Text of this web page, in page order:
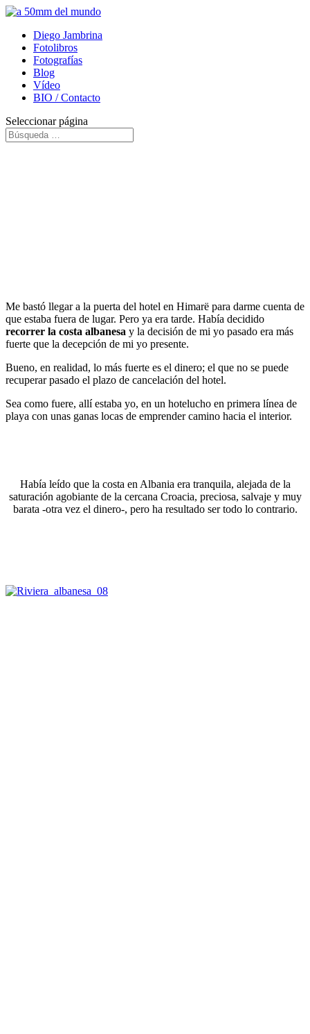
Diego Jambrina
Fotolibros
Fotografías
Blog
Vídeo
BIO / Contacto
Seleccionar página
Me bastó llegar a la puerta del hotel en Himarë para darme cuenta de
que estaba fuera de lugar. Pero ya era tarde. Había decidido
recorrer la costa albanesa y la decisión de mi yo pasado era más
fuerte que la decepción de mi yo presente.
Bueno, en realidad, lo más fuerte es el dinero; el que no se puede
recuperar pasado el plazo de cancelación del hotel.
Sea como fuere, allí estaba yo, en un hotelucho en primera línea de
playa con unas ganas locas de emprender camino hacia el interior.
Había leído que la costa en Albania era tranquila, alejada de la
saturación agobiante de la cercana Croacia, preciosa, salvaje y muy
barata -otra vez el dinero-, pero ha resultado ser todo lo contrario.